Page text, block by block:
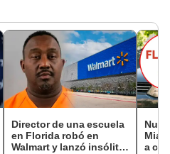
Director de una escuela
en Florida robó en
Walmart y lanzó insólita
a